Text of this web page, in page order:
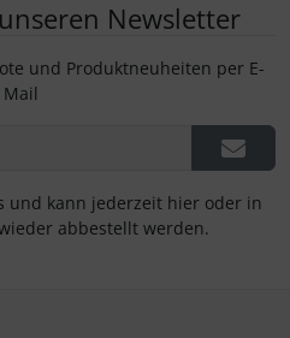
Newsletter
und Produktneuheiten per E-
Mail
und kann jederzeit hier oder in
abbestellt werden.